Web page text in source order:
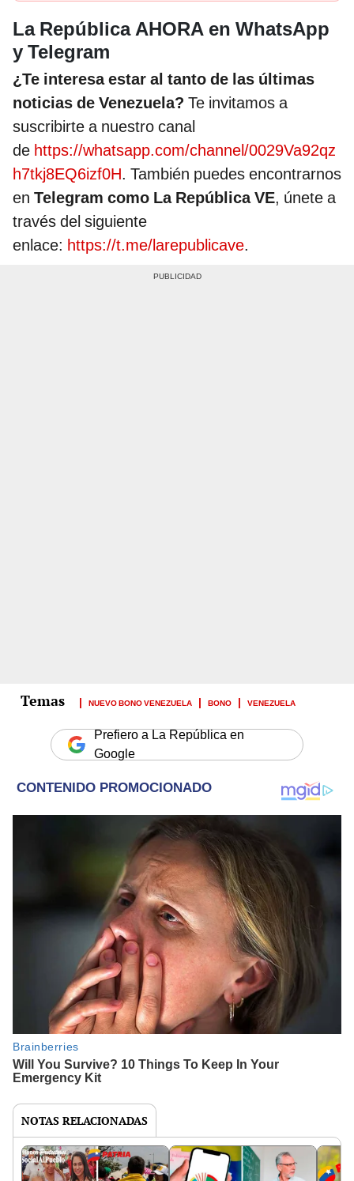
La República AHORA en WhatsApp
y Telegram
¿Te interesa estar al tanto de las últimas
noticias de Venezuela? Te invitamos a
suscribirte a nuestro canal
de https://whatsapp.com/channel/0029Va92qz
h7tkj8EQ6izf0H. También puedes encontrarnos
en Telegram como La República VE, únete a
través del siguiente
enlace: https://t.me/larepublicave.
NUEVO BONO VENEZUELA BONO VENEZUELA
Prefiero a La República en
Google
NOTAS RELACIONADAS